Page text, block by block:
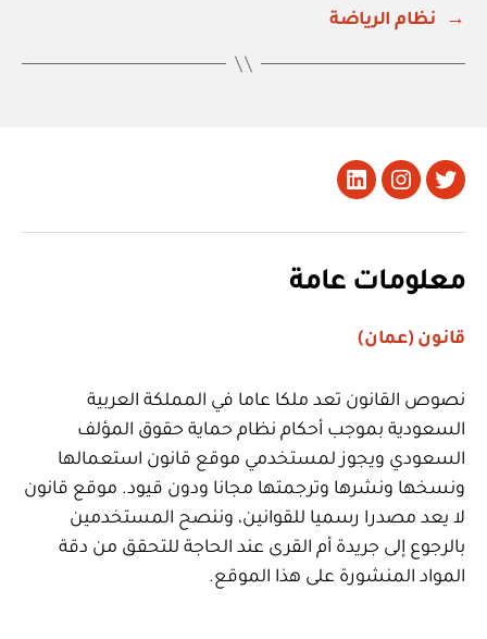
→
نظام الرياضة
تويتر Instagram
LinkedIn
معلومات عامة
قانون (عمان)
نصوص القانون تعد ملكا عاما في المملكة العربية
السعودية بموجب أحكام نظام حماية حقوق المؤلف
السعودي ويجوز لمستخدمي موقع قانون استعمالها
ونسخها ونشرها وترجمتها مجانا ودون قيود. موقع قانون
لا يعد مصدرا رسميا للقوانين، وننصح المستخدمين
بالرجوع إلى جريدة أم القرى عند الحاجة للتحقق من دقة
المواد المنشورة على هذا الموقع.